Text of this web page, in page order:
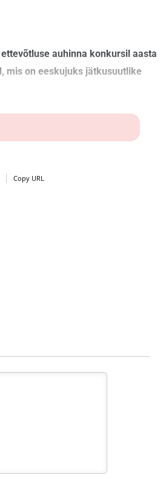
auhinna konkursil aasta
mis on eeskujuks jätkusuutlike
Copy URL